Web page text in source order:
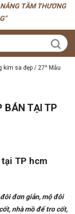
TẦM THƯƠNG
kim sa đẹp / 27^ Mẫu
BÁN TẠI TP
TP hcm
đơn giản, mộ đôi
nhà mồ để tro cốt,